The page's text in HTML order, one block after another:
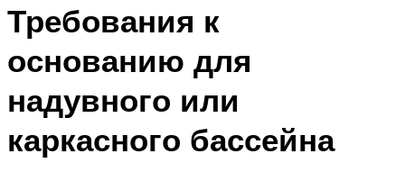
Требования к
основанию для
надувного или
каркасного бассейна